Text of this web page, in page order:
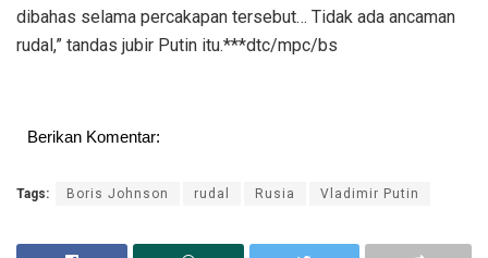
dibahas selama percakapan tersebut… Tidak ada ancaman
rudal,” tandas jubir Putin itu.***dtc/mpc/bs
Berikan Komentar:
Tags: Boris Johnson rudal Rusia Vladimir Putin